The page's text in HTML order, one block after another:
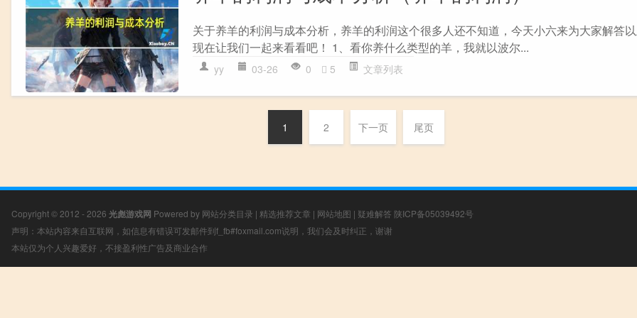
关于养羊的利润与成本分析，养羊的利润这个很多人还不知道，今天小六来为大家解答以
现在让我们一起来看看吧！ 1、看你养什么类型的羊，我就以波尔...
yy 03-26 0 5 文章列表
1 2 下一页 尾页
Copyright © 2012 - 2026 光彪游戏网 Powered by 网站分类目录 | 精选推荐文章 | 网站地图 | 疑难解答 陕ICP备05039492号
声明：本站内容来自互联网，如信息有错误可发邮件到f_fb#foxmail.com说明，我们会及时纠正，谢谢
本站仅为个人兴趣爱好，不接盈利性广告及商业合作